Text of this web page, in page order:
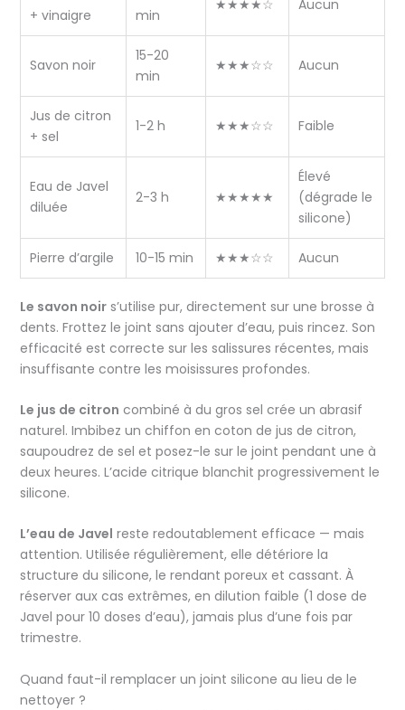
+ vinaigre
min
★★★★☆ Aucun
Savon noir
15-20
min
★★★☆☆ Aucun
Jus de citron
+ sel
1-2 h ★★★☆☆ Faible
Eau de Javel
diluée
2-3 h ★★★★★
Élevé
(dégrade le
silicone)
Pierre d’argile 10-15 min ★★★☆☆ Aucun
Le savon noirs’utilise pur, directement sur une brosse à
dents. Frottez le joint sans ajouter d’eau, puis rincez. Son
efficacité est correcte sur les salissures récentes, mais
insuffisante contre les moisissures profondes.
Le jus de citron combiné à du gros sel crée un abrasif
naturel. Imbibez un chiffon en coton de jus de citron,
saupoudrez de sel et posez-le sur le joint pendant une à
deux heures. L’acide citrique blanchit progressivement le
silicone.
L’eau de Javel reste redoutablement efficace — mais
attention. Utilisée régulièrement, elle détériore la
structure du silicone, le rendant poreux et cassant. À
réserver aux cas extrêmes, en dilution faible (1 dose de
Javel pour 10 doses d’eau), jamais plus d’une fois par
trimestre.
Quand faut-il remplacer un joint silicone au lieu de le
nettoyer ?